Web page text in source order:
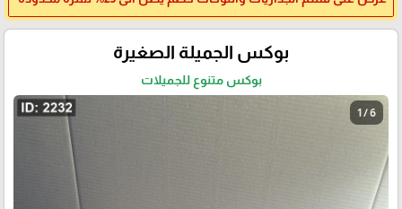
بوكس الجميلة الصغيرة
بوكس متنوع للجميلات
1 / 6